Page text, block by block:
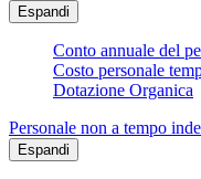
Espandi
Conto annuale del
Costo personale
Dotazione Organica
Personale non a tempo
Espandi